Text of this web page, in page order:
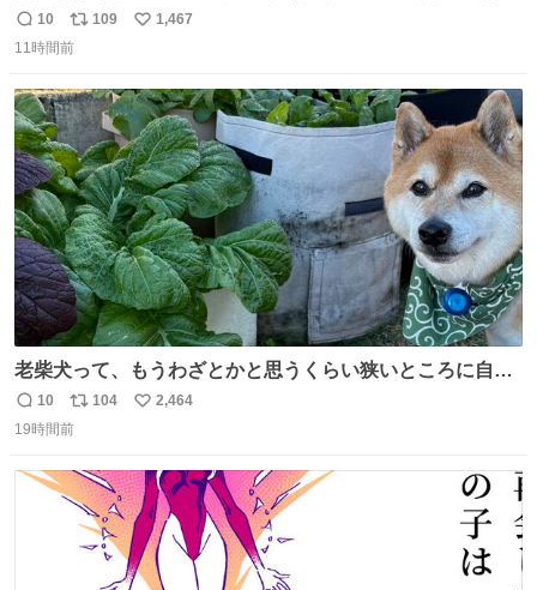
じめると、アイツが海から上がって来るぞ。」って。
返
信
10
リ
ポ
ト
数
109
い
数
1,467
11時間前
老柴犬って、もうわざとかと思うくらい狭いところに自ら
はまりにいくじゃないですか？ 今朝ガーデニングしてる飼
い主の間にはまってきて、最高に可愛かった♥️
返
信
10
リ
ポ
ト
数
104
い
数
2,464
19時間前